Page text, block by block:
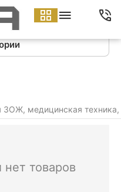
медицинская техника,
нет товаров
Аккаунт